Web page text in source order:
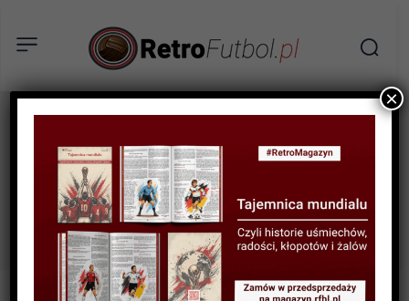
Tag: przedwojenny
futbol
×